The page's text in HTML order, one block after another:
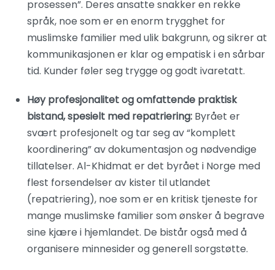
prosessen”. Deres ansatte snakker en rekke
språk, noe som er en enorm trygghet for
muslimske familier med ulik bakgrunn, og sikrer at
kommunikasjonen er klar og empatisk i en sårbar
tid. Kunder føler seg trygge og godt ivaretatt.
Høy profesjonalitet og omfattende praktisk
bistand, spesielt med repatriering: Byrået er
svært profesjonelt og tar seg av “komplett
koordinering” av dokumentasjon og nødvendige
tillatelser. Al-Khidmat er det byrået i Norge med
flest forsendelser av kister til utlandet
(repatriering), noe som er en kritisk tjeneste for
mange muslimske familier som ønsker å begrave
sine kjære i hjemlandet. De bistår også med å
organisere minnesider og generell sorgstøtte.